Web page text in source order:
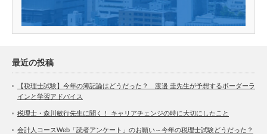
最近の投稿
【税理士試験】今年の簿記論はどうだった？ 渡邉 圭先生が予想するボーダーラ
インと学習アドバイス
税理士・森川敏行先生に聞く！ キャリアチェンジの時に大切にしたこと
会計人コースWeb「読者アンケート」のお願い～今年の税理士試験どうだった？